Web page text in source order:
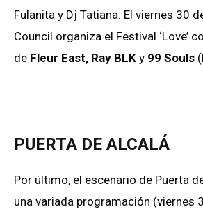
Fulanita y Dj Tatiana. El viernes 30
Council organiza el Festival ‘Love’
de Fleur East, Ray BLK y 99 Souls
PUERTA DE ALCALÁ
Por último, el escenario de Puerta
una variada programación (viernes